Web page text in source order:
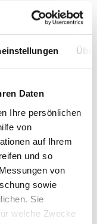
Daten
Ihre persönlichen
von
auf Ihrem
und so
von
sowie
Sie
welche Zwecke